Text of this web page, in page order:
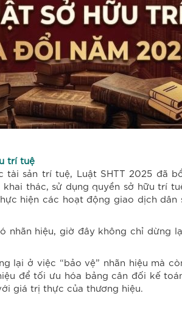
trí tuệ
sản trí tuệ, Luật SHTT 2025 đã
thác, sử dụng quyền sở hữu trí
hiện các hoạt động giao dịch
nhãn hiệu, giờ đây không chỉ dừng
lại ở việc “bảo vệ” nhãn hiệu mà
để tối ưu hóa bảng cân đối kế
giá trị thực của thương hiệu.